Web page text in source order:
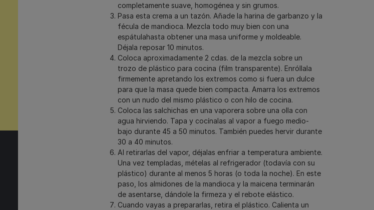
completamente suave, homogénea y sin grumos.
Pasa esta crema a un tazón. Añade la harina de garbanzo y la
fécula de mandioca. Mezcla todo muy bien con una
espátulahasta obtener una masa uniforme y moldeable.
Déjala reposar 10 minutos.
Coloca aproximadamente 2 cdas. de la mezcla sobre un
trozo de plástico para cocina (film transparente). Enróllala
firmemente apretando los extremos como si fuera un dulce
para que la masa quede bien compacta. Amarra los extremos
con un nudo del mismo plástico o con hilo de cocina.
Coloca las salchichas en una vaporera sobre una olla con
agua hirviendo. Tapa y cocínalas al vapor a fuego medio-
bajo durante 45 a 50 minutos. También puedes hervir durante
30 a 40 minutos.
Al retirarlas del vapor, déjalas enfriar a temperatura ambiente.
Una vez templadas, mételas al refrigerador (todavía con su
plástico) durante al menos 5 horas (o toda la noche). En este
paso, los almidones de la mandioca y la maicena terminarán
de asentarse, dándole la firmeza y el rebote elástico.
Cuando vayas a prepararlas, retira el plástico. Calienta un